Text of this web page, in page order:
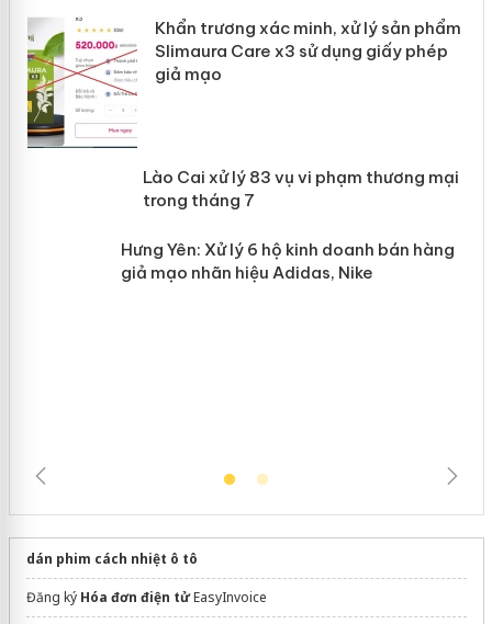
Khẩn trương xác minh, xử lý sản phẩm
Slimaura Care x3 sử dụng giấy phép
giả mạo
Lào Cai xử lý 83 vụ vi phạm thương
mại trong tháng 7
dán phim cách nhiệt ô tô
Đăng ký Hóa đơn điện tửEasyInvoice